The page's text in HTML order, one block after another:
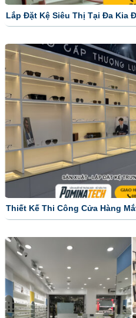
Lắp Đặt Kệ Siêu Thị Tại Đa Kia
Thiết Kế Thi Công Cửa Hàng